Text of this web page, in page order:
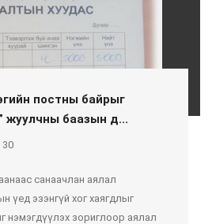
постны байрыг
жуулчны баазын д...
30
санаачлан аялал
үед эзэнгүй хог хаягдлыг
нэмэгдүүлэх зориглоор аялал